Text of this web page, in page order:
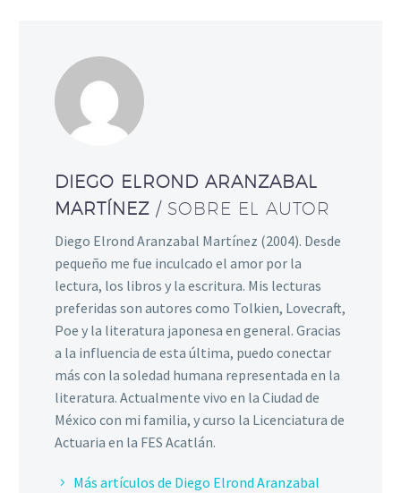
DIEGO ELROND ARANZABAL
MARTÍNEZ / SOBRE EL AUTOR
Diego Elrond Aranzabal Martínez (2004). Desde
pequeño me fue inculcado el amor por la
lectura, los libros y la escritura. Mis lecturas
preferidas son autores como Tolkien, Lovecraft,
Poe y la literatura japonesa en general. Gracias
a la influencia de esta última, puedo conectar
más con la soledad humana representada en la
literatura. Actualmente vivo en la Ciudad de
México con mi familia, y curso la Licenciatura de
Actuaria en la FES Acatlán.
Más artículos de Diego Elrond Aranzabal